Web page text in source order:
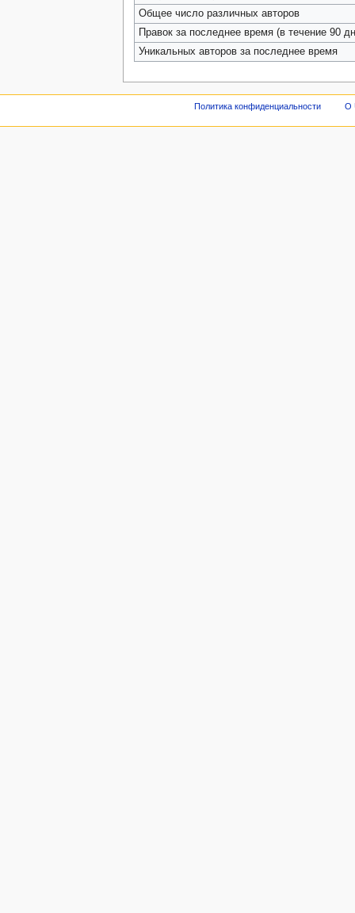
Общее число различных авторов
Правок за последнее время (в течение 90
Уникальных авторов за последнее время
Политика конфиденциальности О